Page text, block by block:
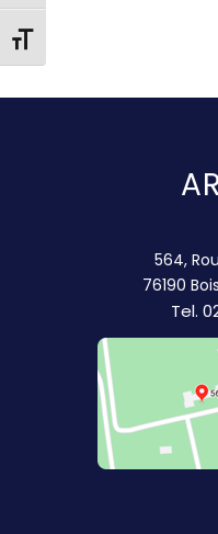
Changer la taille de la
564,
76190
Tel.